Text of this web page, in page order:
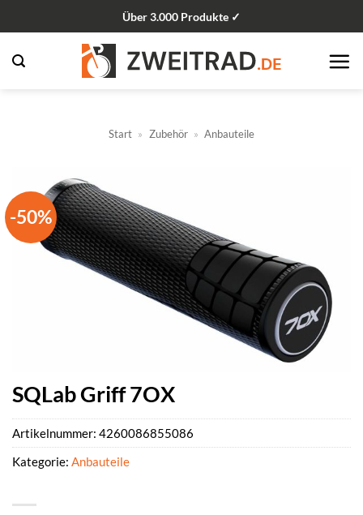
Inhalt
springen
Über 3.000 Produkte ✓
Start » Zubehör » Anbauteile
-50%
SQLab Griff 7OX
Artikelnummer: 4260086855086
Kategorie: Anbauteile